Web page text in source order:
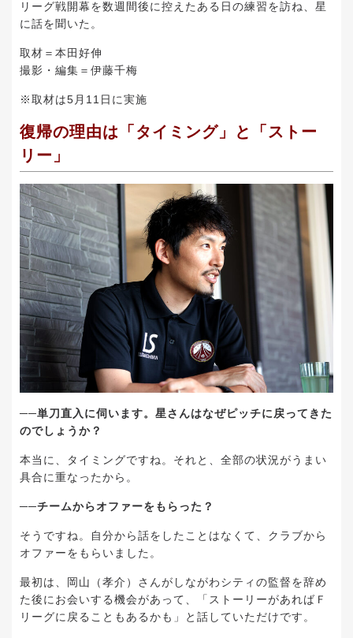
リーグ戦開幕を数週間後に控えたある日の練習を訪ね、星
に話を聞いた。
取材＝本田好伸
撮影・編集＝伊藤千梅
※取材は5月11日に実施
復帰の理由は「タイミング」と「ストー
リー」
──単刀直入に伺います。星さんはなぜピッチに戻ってきた
のでしょうか？
本当に、タイミングですね。それと、全部の状況がうまい
具合に重なったから。
──チームからオファーをもらった？
そうですね。自分から話をしたことはなくて、クラブから
オファーをもらいました。
最初は、岡山（孝介）さんがしながわシティの監督を辞め
た後にお会いする機会があって、「ストーリーがあればＦ
リーグに戻ることもあるかも」と話していただけです。